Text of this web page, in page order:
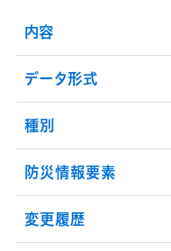
内容
データ形式
種別
防災情報要素
変更履歴